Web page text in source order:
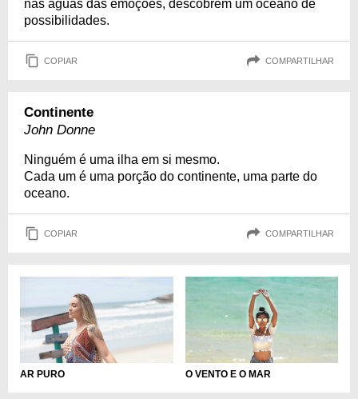
nas águas das emoções, descobrem um oceano de
possibilidades.
COPIAR COMPARTILHAR
Continente
John Donne
Ninguém é uma ilha em si mesmo.
Cada um é uma porção do continente, uma parte do
oceano.
COPIAR COMPARTILHAR
AR PURO O VENTO E O MAR